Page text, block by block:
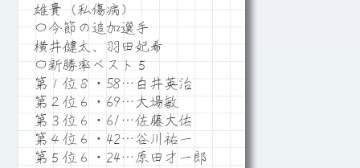
雄貴（私傷病）
〇今節の追加選手
横井健太、羽田妃希
〇新勝率ベスト５
第１位８・58…白井英治
第２位６・69…大場敏
第３位６・61…佐藤大佑
第４位６・42…谷川祐一
第５位６・24…原田才一郎